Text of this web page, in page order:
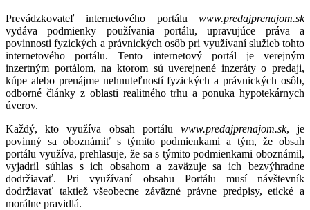
Prevádzkovateľ internetového portálu www.predajprenajom.sk
vydáva podmienky používania portálu, upravujúce práva a
povinnosti fyzických a právnických osôb pri využívaní služieb tohto
internetového portálu. Tento internetový portál je verejným
inzertným portálom, na ktorom sú uverejnené inzeráty o predaji,
kúpe alebo prenájme nehnuteľností fyzických a právnických osôb,
odborné články z oblasti realitného trhu a ponuka hypotekárnych
úverov.
Každý, kto využíva obsah portálu www.predajprenajom.sk, je
povinný sa oboznámiť s týmito podmienkami a tým, že obsah
portálu využíva, prehlasuje, že sa s týmito podmienkami oboznámil,
vyjadril súhlas s ich obsahom a zaväzuje sa ich bezvýhradne
dodržiavať. Pri využívaní obsahu Portálu musí návštevník
dodržiavať taktiež všeobecne záväzné právne predpisy, etické a
morálne pravidlá.